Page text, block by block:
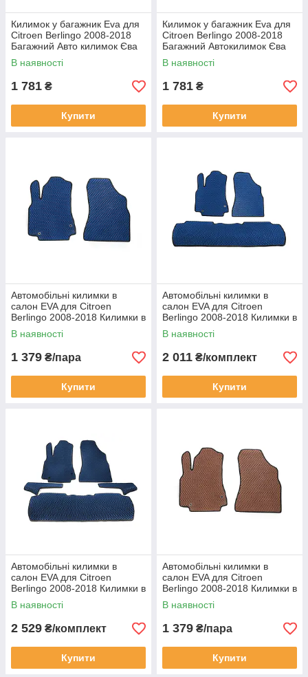
Килимок у багажник Eva для
Citroen Berlingo 2008-2018
Багажний Авто килимок Єва
Сітроен Берлінго бежевий
В наявності
1 781 ₴
Купити
Килимок у багажник Eva для
Citroen Berlingo 2008-2018
Багажний Автокилимок Єва
Сітроен Берлінго бежевий
В наявності
1 781 ₴
Купити
Автомобільні килимки в
салон EVA для Citroen
Berlingo 2008-2018 Килимки в
салон Ситроен Берлінго 2 шт.
сині
В наявності
1 379 ₴/пара
Купити
Автомобільні килимки в
салон EVA для Citroen
Berlingo 2008-2018 Килимки в
салон Ситроен Берлінго 3 шт.
сині
В наявності
2 011 ₴/комплект
Купити
Автомобільні килимки в
салон EVA для Citroen
Berlingo 2008-2018 Килимки в
салон Ситроен Берлінго 5 шт.
сині
В наявності
2 529 ₴/комплект
Купити
Автомобільні килимки в
салон EVA для Citroen
Berlingo 2008-2018 Килимки в
салон Ситроен 2 шт. цегляні
В наявності
1 379 ₴/пара
Купити